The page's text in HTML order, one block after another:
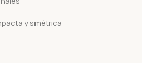
y simétrica